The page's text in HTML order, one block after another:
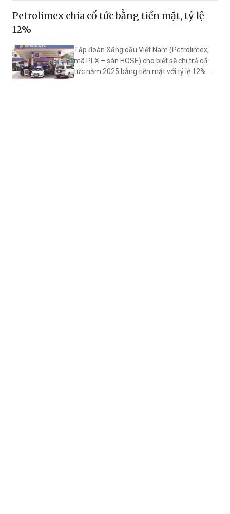
Petrolimex chia cổ tức bằng tiền mặt, tỷ lệ
12%
Tập đoàn Xăng dầu Việt Nam (Petrolimex,
mã PLX – sàn HOSE) cho biết sẽ chi trả cổ
tức năm 2025 bằng tiền mặt với tỷ lệ 12%.